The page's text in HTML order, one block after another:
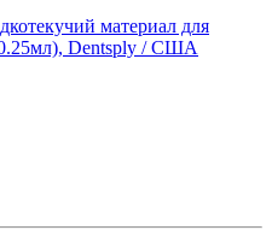
материал для
Dentsply / США